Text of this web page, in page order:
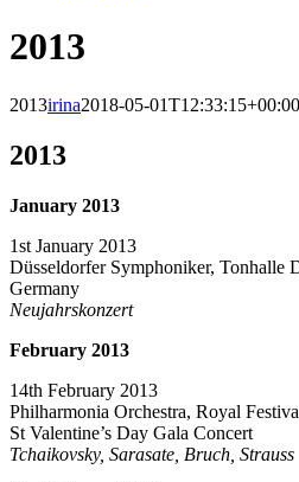
2013
2013irina2018-05-01T12:33:15+00:00
2013
January 2013
1st January 2013
Düsseldorfer Symphoniker, Tonhalle
Germany
Neujahrskonzert
February 2013
14th February 2013
Philharmonia Orchestra, Royal
St Valentine’s Day Gala Concert
Tchaikovsky, Sarasate, Bruch, Strauss